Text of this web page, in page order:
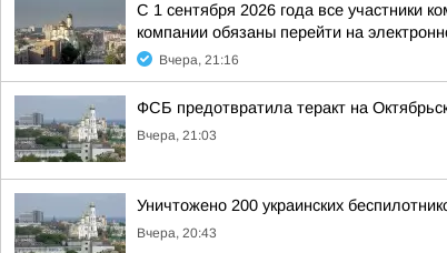
С 1 сентября 2026 года все участники
компании обязаны перейти на
Вчера, 21:16
ФСБ предотвратила теракт на
Вчера, 21:03
Уничтожено 200 украинских
Вчера, 20:43